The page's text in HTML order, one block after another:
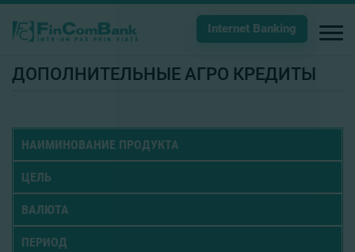
Internet Banking
ДОПОЛНИТЕЛЬНЫЕ АГРО КРЕДИТЫ
НАИМИНОВАНИЕ ПРОДУКТА
ЦЕЛЬ
ВАЛЮТА
ПЕРИОД